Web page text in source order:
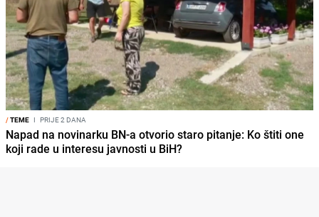
/TEME I PRIJE 2 DANA
Napad na novinarku BN-a otvorio staro pitanje: Ko štiti one
koji rade u interesu javnosti u BiH?